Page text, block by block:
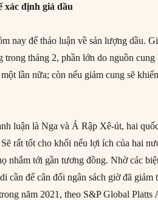
xác định giá dầu
nay để thảo luận về sản lượng dầu.
tháng 2, phần lớn do nguồn
lần nữa; còn nếu giảm cung sẽ
luận là Nga và Ả Rập Xê-út, hai
rất tốt cho khối nếu lợi ích của hai
nhắm tới gần tương đồng. Nhờ các
cần để cân đối ngân sách giờ đã
năm 2021, theo S&P Global Platts